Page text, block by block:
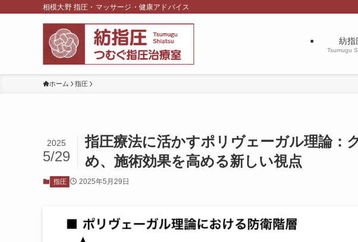
相模大野 指圧・マッサージ・健康アドバイス
紡指
Tsumugu
ホーム 指圧
指圧療法に活かすポリヴェーガル理論：
め、施術効果を高める新しい視点
2025
5/29
指圧 2025年5月29日